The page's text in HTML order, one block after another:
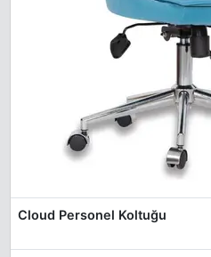
Cloud Personel Koltuğu